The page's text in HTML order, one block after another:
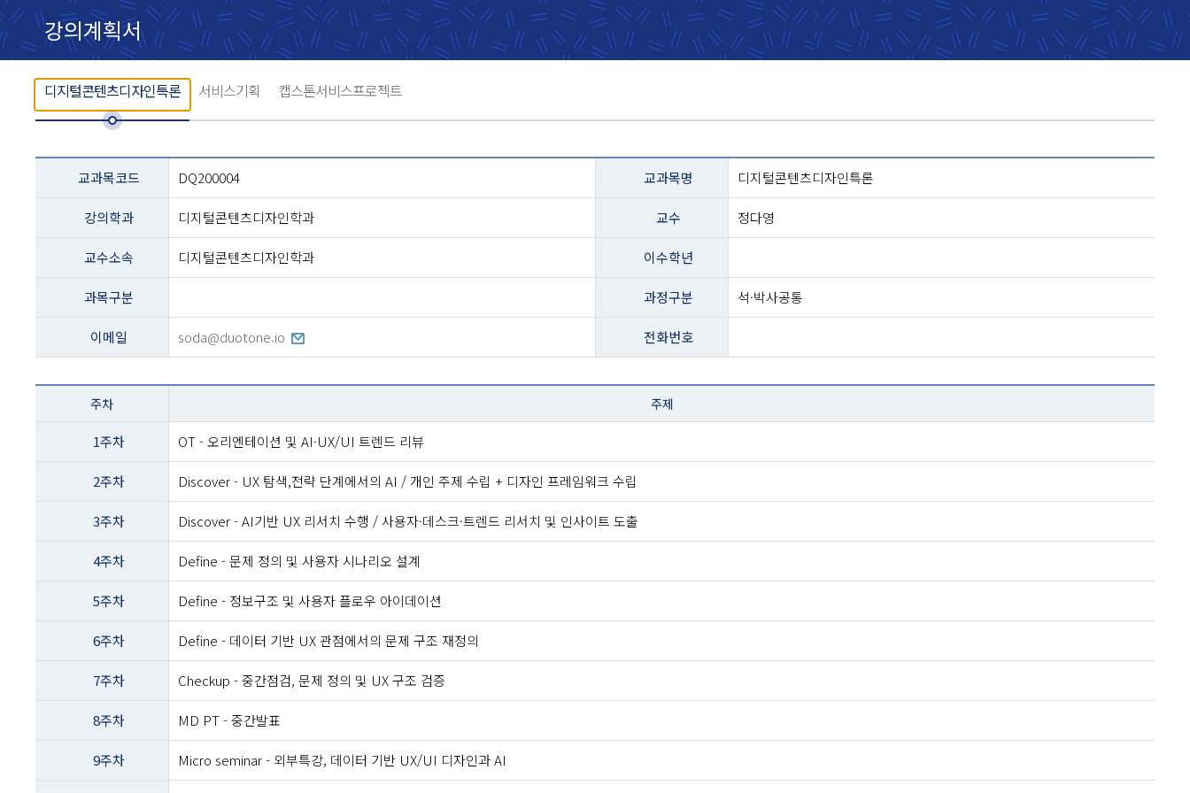
강의계획서
디지털콘텐츠디자인특론 서비스기획 캡스톤서비스프로젝트
-
교과명,
전화번호등의
교과목코드 DQ200004 교과목명 디지털콘텐츠디자인특론
강의학과 디지털콘텐츠디자인학과 교수 정다영
교수소속 디지털콘텐츠디자인학과 이수학년
과목구분 과정구분 석·박사공통
이메일 soda@duotone.io 전화번호
및
주차 주제
1주차 OT - 오리엔테이션 및 AI·UX/UI 트렌드 리뷰
2주차 Discover - UX 탐색,전략 단계에서의 AI / 개인 주제 수립 + 디자인 프레임워크 수립
3주차 Discover - AI기반 UX 리서치 수행 / 사용자·데스크·트렌드 리서치 및 인사이트 도출
4주차 Define - 문제 정의 및 사용자 시나리오 설계
5주차 Define - 정보구조 및 사용자 플로우 아이데이션
6주차 Define - 데이터 기반 UX 관점에서의 문제 구조 재정의
7주차 Checkup - 중간점검, 문제 정의 및 UX 구조 검증
8주차 MD PT - 중간발표
9주차 Micro seminar - 외부특강, 데이터 기반 UX/UI 디자인과 AI